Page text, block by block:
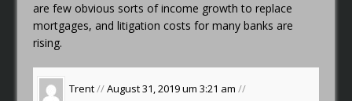
are few obvious sorts of income growth to replace
mortgages, and litigation costs for many banks are
rising.
Trent//August 31, 2019 um 3:21 am//